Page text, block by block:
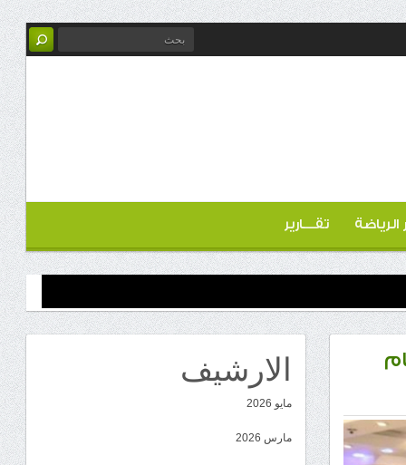
الرياضة تقـــارير
الارشيف
مايو 2026
مارس 2026